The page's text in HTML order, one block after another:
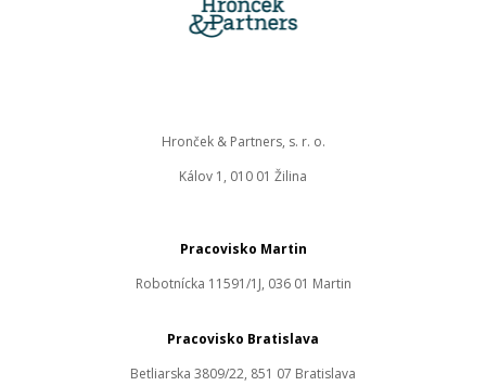
Pracovisko Martin
Robotnícka 11591/1J, 036 01 Martin
Hronček & Partners, s. r. o.
Kálov 1, 010 01 Žilina
Pracovisko Bratislava
Betliarska 3809/22, 851 07 Bratislava